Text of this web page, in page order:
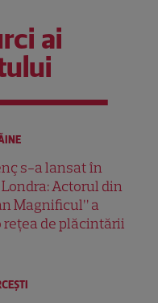
ai
s-a lansat în
Actorul din
Magnificul” a
rețea de plăcintării